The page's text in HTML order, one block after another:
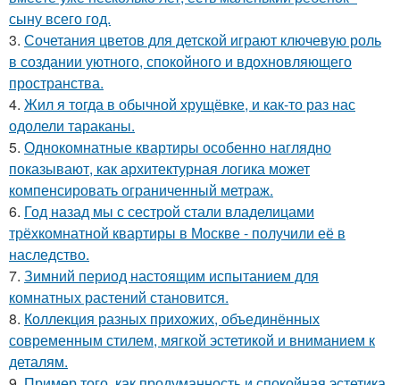
сыну всего год.
3. Сочетания цветов для детской играют ключевую роль
в создании уютного, спокойного и вдохновляющего
пространства.
4. Жил я тогда в обычной хрущёвке, и как-то раз нас
одолели тараканы.
5. Однокомнатные квартиры особенно наглядно
показывают, как архитектурная логика может
компенсировать ограниченный метраж.
6. Год назад мы с сестрой стали владелицами
трёхкомнатной квартиры в Москве - получили её в
наследство.
7. Зимний период настоящим испытанием для
комнатных растений становится.
8. Коллекция разных прихожих, объединённых
современным стилем, мягкой эстетикой и вниманием к
деталям.